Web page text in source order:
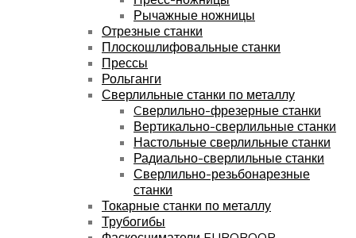
Рычажные ножницы
Отрезные станки
Плоскошлифовальные станки
Прессы
Рольганги
Сверлильные станки по металлу
Cверлильно-фрезерные станки
Вертикально-сверлильные станки
Настольные сверлильные станки
Радиально-сверлильные станки
Сверлильно-резьбонарезные
станки
Токарные станки по металлу
Трубогибы